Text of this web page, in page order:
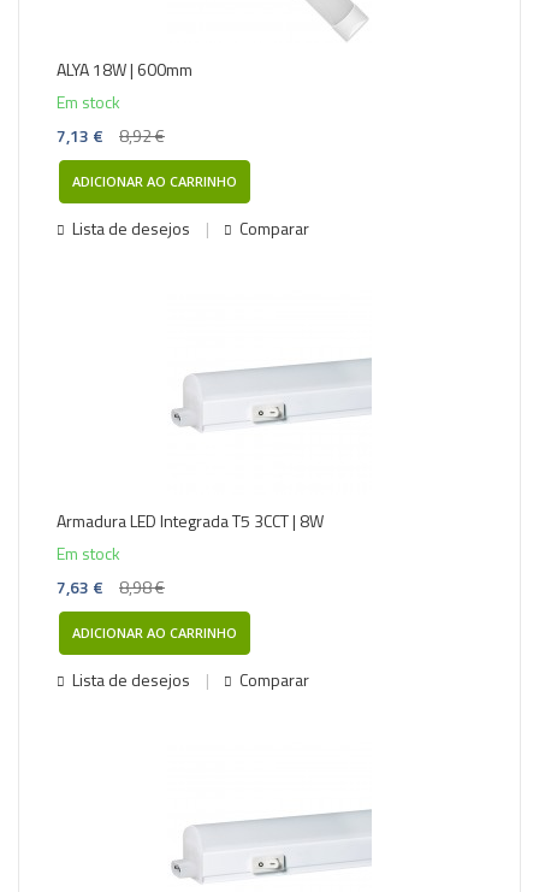
ALYA 18W | 600mm
Em stock
7,13 €
8,92 €
ADICIONAR AO CARRINHO
Lista de desejos Comparar
Armadura LED Integrada T5 3CCT | 8W
Em stock
7,63 €
8,98 €
ADICIONAR AO CARRINHO
Lista de desejos Comparar